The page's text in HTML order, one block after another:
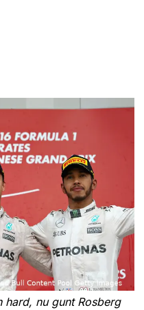
hard, nu gunt Rosberg